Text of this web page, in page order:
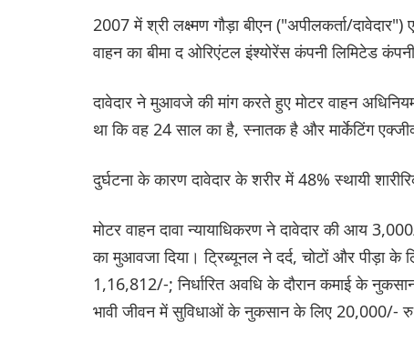
2007 में श्री लक्ष्मण गौड़ा बीएन ("अपीलकर्ता/
वाहन का बीमा द ओरिएंटल इंश्योरेंस कंपनी लिमिटेड कंपनी
दावेदार ने मुआवजे की मांग करते हुए मोटर वाहन
था कि वह 24 साल का है, स्नातक है और मार्केटिंग
दुर्घटना के कारण दावेदार के शरीर में 48% स्थायी
मोटर वाहन दावा न्यायाधिकरण ने दावेदार की आय
का मुआवजा दिया। ट्रिब्यूनल ने दर्द, चोटों और पीड़ा
1,16,812/-; निर्धारित अवधि के दौरान कमाई के
भावी जीवन में सुविधाओं के नुकसान के लिए 20,000/- रु